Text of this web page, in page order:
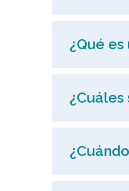
¿Qué